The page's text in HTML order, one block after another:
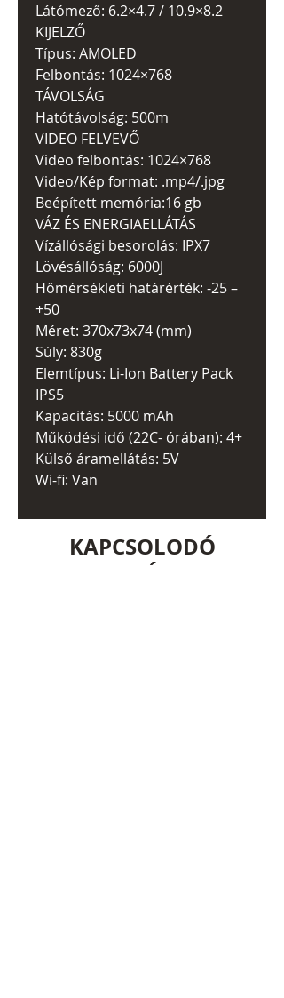
Látómező: 6.2×4.7 / 10.9×8.2
KIJELZŐ
Típus: AMOLED
Felbontás: 1024×768
TÁVOLSÁG
Hatótávolság: 500m
VIDEO FELVEVŐ
Video felbontás: 1024×768
Video/Kép format: .mp4/.jpg
Beépített memória:16 gb
VÁZ ÉS ENERGIAELLÁTÁS
Vízállósági besorolás: IPX7
Lövésállóság: 6000J
Hőmérsékleti határérték: -25 –
+50
Méret: 370x73x74 (mm)
Súly: 830g
Elemtípus: Li-Ion Battery Pack
IPS5
Kapacitás: 5000 mAh
Működési idő (22C- órában): 4+
Külső áramellátás: 5V
Wi-fi: Van
KAPCSOLODÓ
TERMÉKEK